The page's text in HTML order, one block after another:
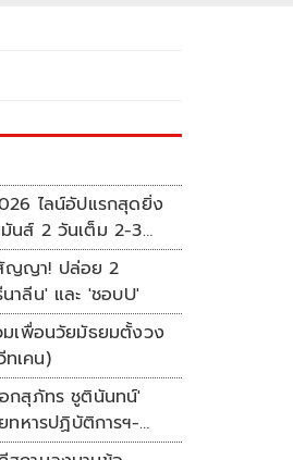
ไลน์อัปแรกสุดยิ่ง
นส์ 2 วันเต็ม 2-3
ญญา! ปล่อย 2
าลีน' และ 'ชอบU'
มเพื่อนวัยมัธยมตั้งวง
เคน)
อกสุภัทร ชูตินันทน์'
ทหารปฏิบัติการฯ-
ลตรี'